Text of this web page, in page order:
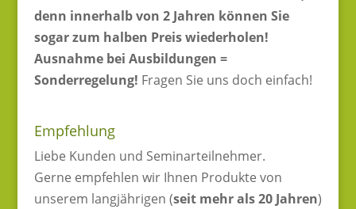
denn innerhalb von 2 Jahren können Sie
sogar zum halben Preis wiederholen!
Ausnahme bei Ausbildungen =
Sonderregelung! Fragen Sie uns doch einfach!
Empfehlung
Liebe Kunden und Seminarteilnehmer.
Gerne empfehlen wir Ihnen Produkte von
unserem langjährigen (seit mehr als 20 Jahren)